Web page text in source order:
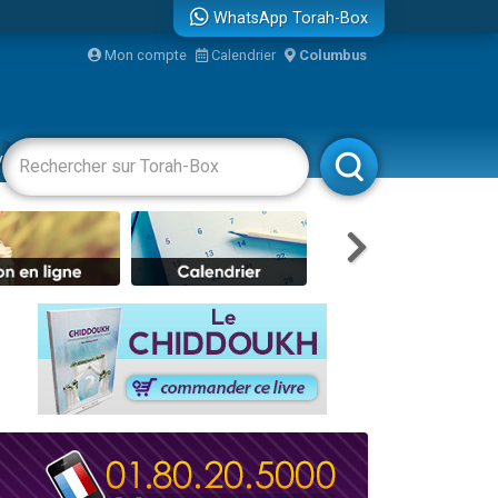
WhatsApp Torah-Box
Mon compte Calendrier Columbus
Livres Rabbanim